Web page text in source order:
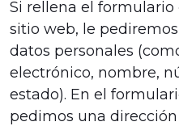
Si rellena el
sitio web, le
datos personales
electrónico, nombre,
estado). En el
pedimos una